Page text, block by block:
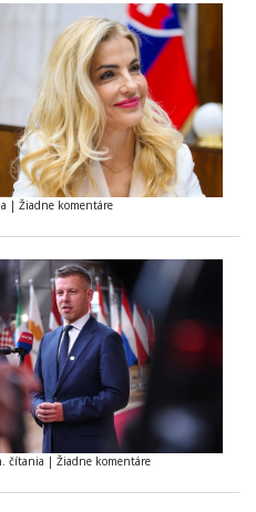
| Žiadne komentáre
čítania | Žiadne komentáre